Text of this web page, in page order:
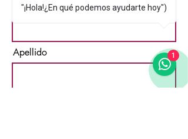
Apellido
"¡Hola!¿En qué podemos ayudarte hoy")
1